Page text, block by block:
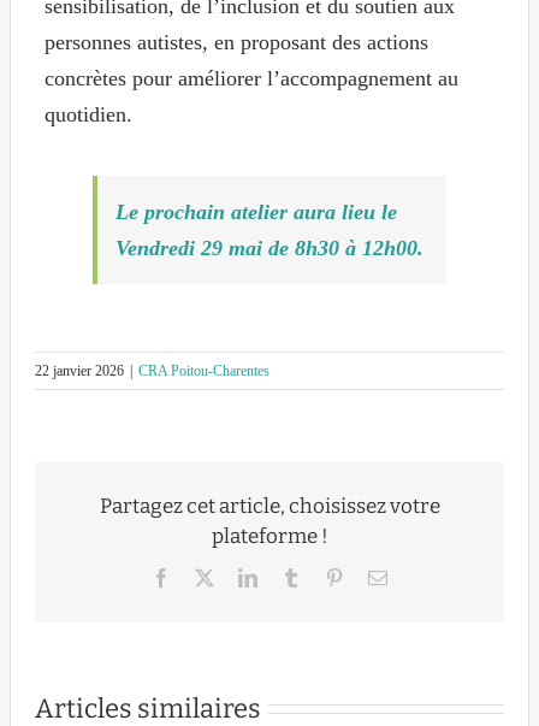
sensibilisation, de l’inclusion et du soutien aux
personnes autistes, en proposant des actions
concrètes pour améliorer l’accompagnement au
quotidien.
Le prochain atelier aura lieu le
Vendredi 29 mai de 8h30 à 12h00.
22 janvier 2026 CRA Poitou-Charentes
Partagez cet article, choisissez votre
plateforme !
Facebook LinkedInTumblr PinterestEmail
Articles similaires